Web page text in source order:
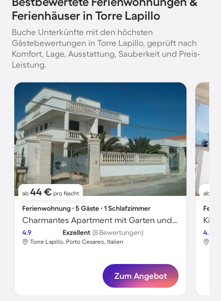
Ferienhäuser in Torre Lapillo
Buche Unterkünfte mit den höchsten
Gästebewertungen in Torre Lapillo, geprüft nach
Komfort, Lage, Ausstattung, Sauberkeit und Preis-
Leistung.
ab 44 € pro Nacht
Ferienwohnung ∙ 5 Gäste ∙ 1 Schlafzimmer
Charmantes Apartment mit Garten und Grill | Hunde erlaubt
4.9 Exzellent (8 Bewertungen)
Torre Lapillo, Porto Cesareo, Italien
Zum Angebot
ab
4.2